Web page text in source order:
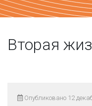
Вторая
Опубликовано 12